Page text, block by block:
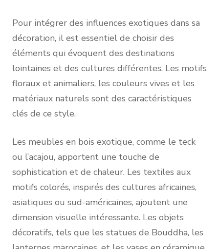
Pour intégrer des influences exotiques dans sa
décoration, il est essentiel de choisir des
éléments qui évoquent des destinations
lointaines et des cultures différentes. Les motifs
floraux et animaliers, les couleurs vives et les
matériaux naturels sont des caractéristiques
clés de ce style.
Les meubles en bois exotique, comme le teck
ou l’acajou, apportent une touche de
sophistication et de chaleur. Les textiles aux
motifs colorés, inspirés des cultures africaines,
asiatiques ou sud-américaines, ajoutent une
dimension visuelle intéressante. Les objets
décoratifs, tels que les statues de Bouddha, les